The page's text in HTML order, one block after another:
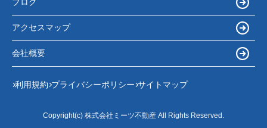
ブログ
アクセスマップ
会社概要
利用規約 プライバシーポリシー サイトマップ
Copyright(c) 株式会社ミーツ不動産 All Rights Reserved.